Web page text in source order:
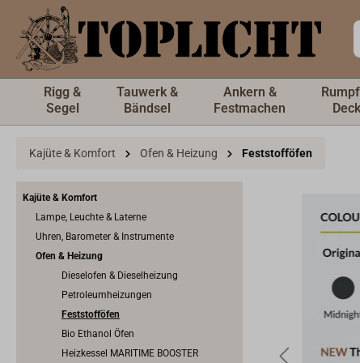
springen
Rigg &
Segel
Tauwerk &
Bändsel
Ankern &
Festmachen
Deck
Kajüte & Komfort Ofen & Heizung Feststofföfen
Kajüte & Komfort
Lampe, Leuchte & Laterne
Uhren, Barometer & Instrumente
Ofen & Heizung
Dieselofen & Dieselheizung
Petroleumheizungen
Feststofföfen
Bio Ethanol Öfen
Heizkessel MARITIME BOOSTER